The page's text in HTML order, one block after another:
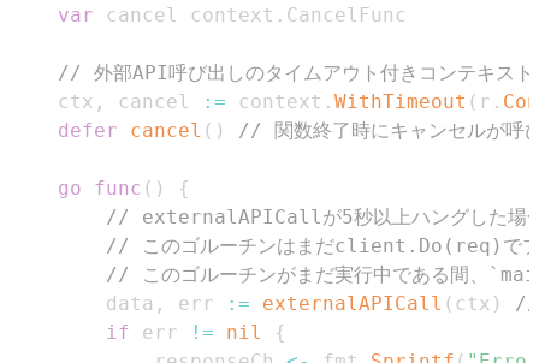
var cancel context .
// 外部API呼び出しのタイムアウト付きコンテキスト
	ctx
, cancel := context . WithTimeout ( r .
defer
cancel ( ) // 関数終了時にキャンセルが呼
go func ( )
{
// externalAPICallが5秒以上ハングした場合
// このゴルーチンはまだclient.Do(req)でブ
// このゴルーチンがまだ実行中である間、
		data
, err := externalAPICall ( ctx )
//
if err != nil
{